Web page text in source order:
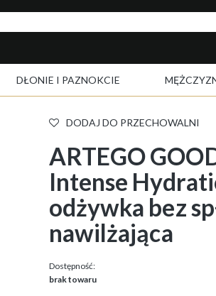
DŁONIE I PAZNOKCIE
DODAJ DO PRZECHOWALNI
ARTEGO
Intense
odżywka bez
nawilżająca
Dostępność:
brak towaru